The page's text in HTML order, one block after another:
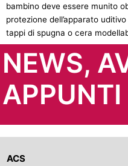
bambino deve essere munito
protezione dell’apparato
tappi di spugna o cera
NEWS,
APPUNTI
ACS